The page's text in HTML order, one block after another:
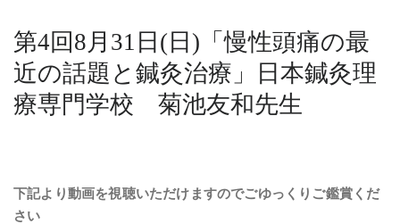
第4回8月31日(日)「慢性頭痛の最
近の話題と鍼灸治療」日本鍼灸理
療専門学校 菊池友和先生
下記より動画を視聴いただけますのでごゆっくりご鑑賞くだ
さい